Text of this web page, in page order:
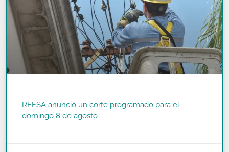
REFSA anunció un corte programado para el
domingo 8 de agosto